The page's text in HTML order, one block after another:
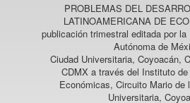
PROBLEMAS DEL
LATINOAMERICANA DE
publicación trimestral editada por la
Autónoma de
Ciudad Universitaria, Coyoacán,
CDMX a través del Instituto
Económicas, Circuito Mario de
Universitaria,